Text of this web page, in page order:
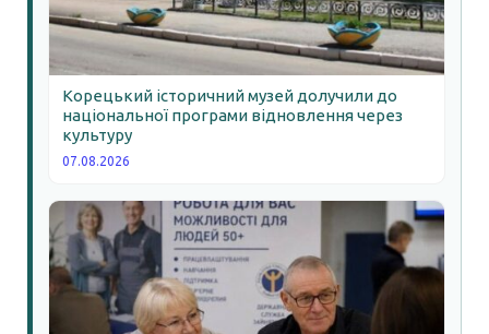
Корецький історичний музей долучили до
національної програми відновлення через
культуру
07.08.2026